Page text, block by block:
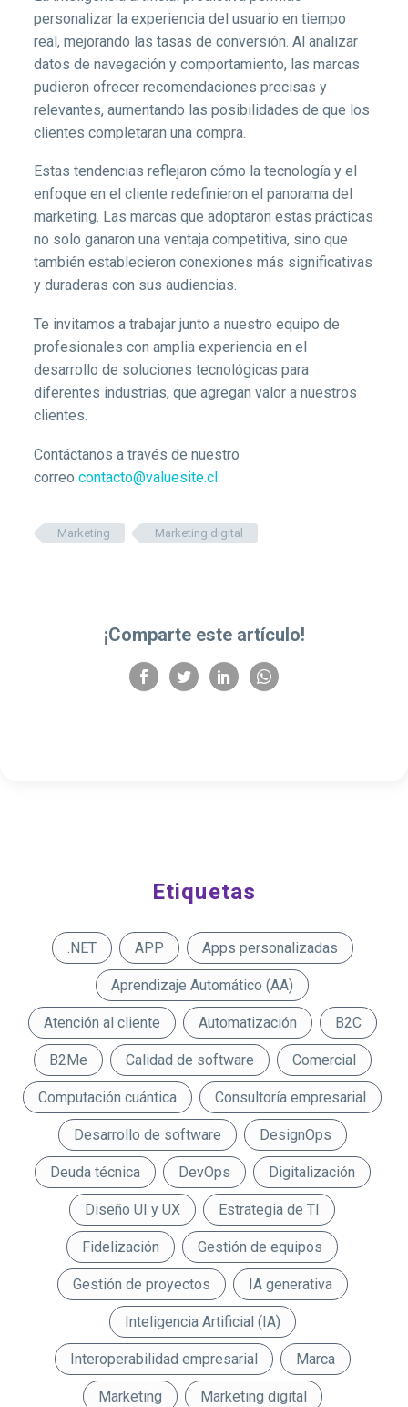
personalizar la experiencia del usuario en tiempo
real, mejorando las tasas de conversión. Al analizar
datos de navegación y comportamiento, las marcas
pudieron ofrecer recomendaciones precisas y
relevantes, aumentando las posibilidades de que los
clientes completaran una compra.
Estas tendencias reflejaron cómo la tecnología y el
enfoque en el cliente redefinieron el panorama del
marketing. Las marcas que adoptaron estas prácticas
no solo ganaron una ventaja competitiva, sino que
también establecieron conexiones más significativas
y duraderas con sus audiencias.
Te invitamos a trabajar junto a nuestro equipo de
profesionales con amplia experiencia en el
desarrollo de soluciones tecnológicas para
diferentes industrias, que agregan valor a nuestros
clientes.
Contáctanos a través de nuestro
correo contacto@valuesite.cl
Marketing Marketing digital
¡Comparte este artículo!
Etiquetas
.NET APP Apps personalizadas
Aprendizaje Automático (AA)
Atención al cliente Automatización B2C
B2Me Calidad de software Comercial
Computación cuántica Consultoría empresarial
Desarrollo de software DesignOps
Deuda técnica DevOps Digitalización
Diseño UI y UX Estrategia de TI
Fidelización Gestión de equipos
Gestión de proyectos IA generativa
Inteligencia Artificial (IA)
Interoperabilidad empresarial Marca
Marketing Marketing digital